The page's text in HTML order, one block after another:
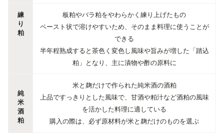
練
り
粕
板粕やバラ粕をやわらかく練り上げたもの
ペースト状で溶けやすいため、そのまま料理に使うことが
できる
半年程熟成すると茶色く変色し風味や旨みが増した「踏込
粕」となり、主に漬物や酢の原料に
純
米
酒
粕
米と麹だけで作られた純米酒の酒粕
上品ですっきりとした風味で、甘酒や粕汁など酒粕の風味
を活かした料理に適している
購入の際は、必ず原材料が米と麹だけのものを選ぶ